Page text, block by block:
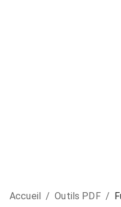
Accueil / Outils PDF /